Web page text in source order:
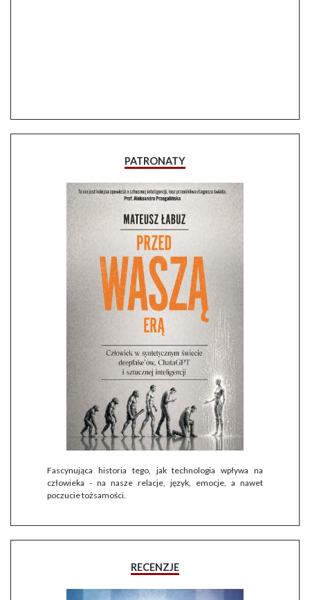
PATRONATY
Fascynująca historia tego, jak technologia wpływa na
człowieka - na nasze relacje, język, emocje, a nawet
poczucie tożsamości.
RECENZJE